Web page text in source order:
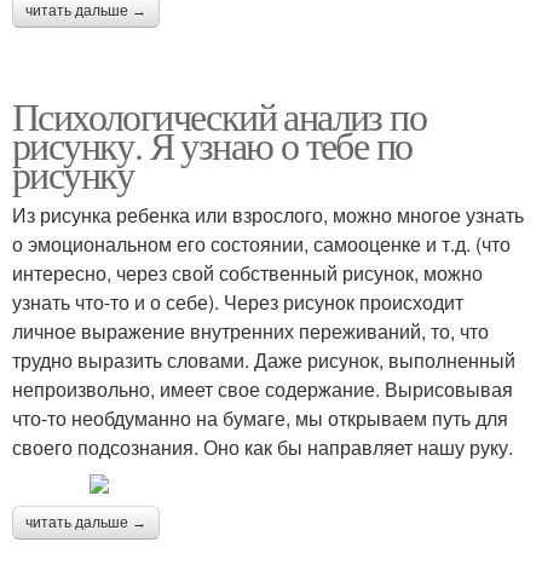
читать дальше →
Психологический анализ по
рисунку. Я узнаю о тебе по
рисунку
Из рисунка ребенка или взрослого, можно многое узнать
о эмоциональном его состоянии, самооценке и т.д. (что
интересно, через свой собственный рисунок, можно
узнать что-то и о себе). Через рисунок происходит
личное выражение внутренних переживаний, то, что
трудно выразить словами. Даже рисунок, выполненный
непроизвольно, имеет свое содержание. Вырисовывая
что-то необдуманно на бумаге, мы открываем путь для
своего подсознания. Оно как бы направляет нашу руку.
читать дальше →